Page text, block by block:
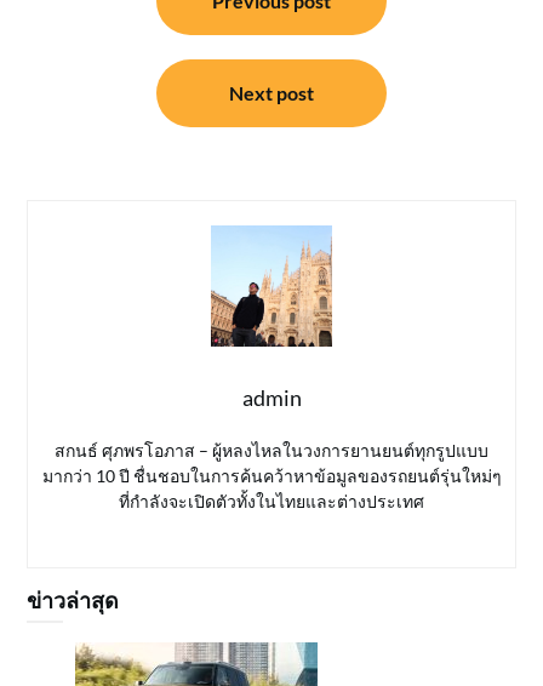
Next post
admin
สกนธ์ ศุภพรโอภาส – ผู้หลงไหลในวงการยานยนต์ทุกรูปแบบ
มากว่า 10 ปี ชื่นชอบในการค้นคว้าหาข้อมูลของรถยนต์รุ่นใหม่ๆ
ที่กำลังจะเปิดตัวทั้งในไทยและต่างประเทศ
ข่าวล่าสุด